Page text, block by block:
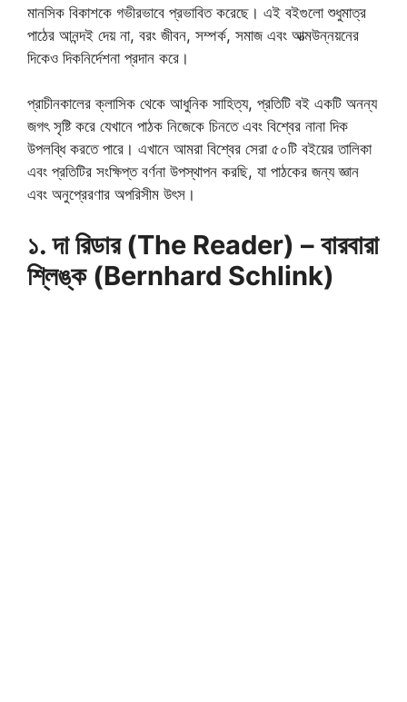
মানসিক বিকাশকে গভীরভাবে প্রভাবিত করেছে। এই বইগুলো শুধুমাত্র
পাঠের আনন্দই দেয় না, বরং জীবন, সম্পর্ক, সমাজ এবং আত্মউন্নয়নের
দিকেও দিকনির্দেশনা প্রদান করে।
প্রাচীনকালের ক্লাসিক থেকে আধুনিক সাহিত্য, প্রতিটি বই একটি অনন্য
জগৎ সৃষ্টি করে যেখানে পাঠক নিজেকে চিনতে এবং বিশ্বের নানা দিক
উপলব্ধি করতে পারে। এখানে আমরা বিশ্বের সেরা ৫০টি বইয়ের তালিকা
এবং প্রতিটির সংক্ষিপ্ত বর্ণনা উপস্থাপন করছি, যা পাঠকের জন্য জ্ঞান
এবং অনুপ্রেরণার অপরিসীম উৎস।
১. দা রিডার (The Reader) – বারবারা
শ্লিঙ্ক (Bernhard Schlink)